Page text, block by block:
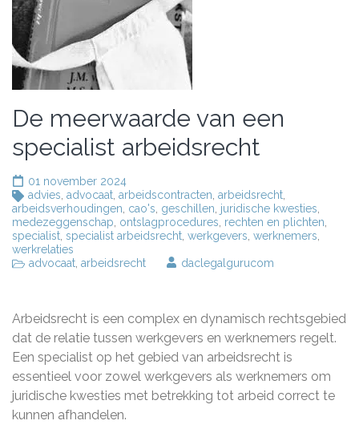
De meerwaarde van een
specialist arbeidsrecht
01 november 2024
advies advocaat arbeidscontracten arbeidsrecht
arbeidsverhoudingen cao's geschillen juridische kwesties
medezeggenschap ontslagprocedures rechten en plichten
specialist specialist arbeidsrecht werkgevers werknemers
werkrelaties
advocaat arbeidsrecht daclegalgurucom
Arbeidsrecht is een complex en dynamisch rechtsgebied
dat de relatie tussen werkgevers en werknemers regelt.
Een specialist op het gebied van arbeidsrecht is
essentieel voor zowel werkgevers als werknemers om
juridische kwesties met betrekking tot arbeid correct te
kunnen afhandelen.